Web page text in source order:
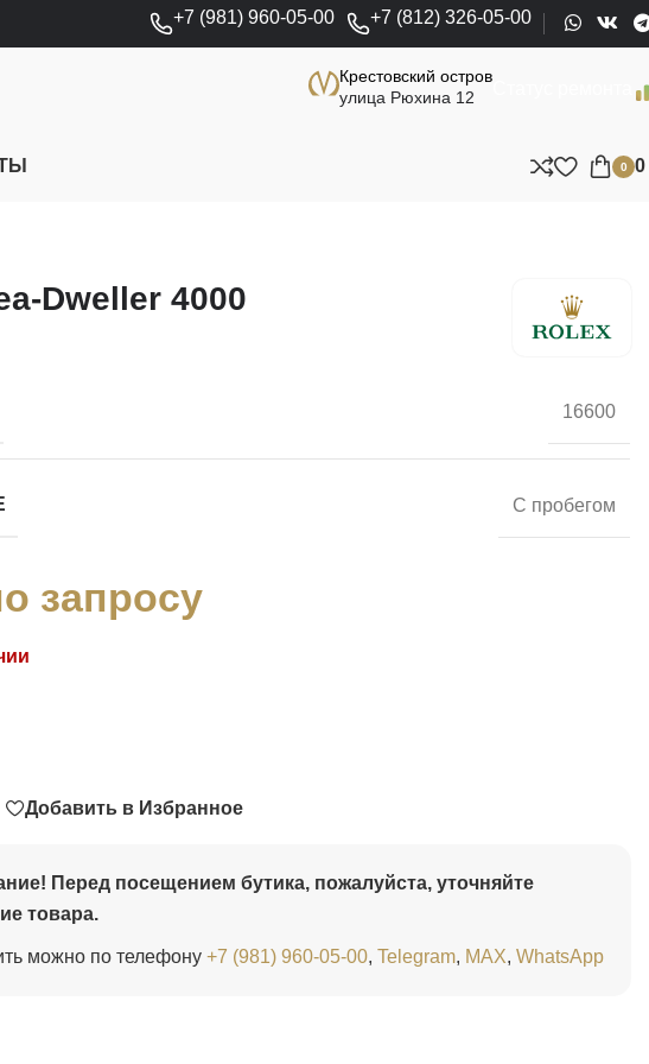
+7 (981) 960-05-00 +7 (812) 326-05-00
Крестовский остров
улица Рюхина 12
0 0
Dweller 4000
16600
С пробегом
запросу
Добавить в Избранное
Перед посещением бутика, пожалуйста, уточняйте
товара.
можно по телефону +7 (981) 960-05-00, Telegram, MAX, WhatsApp